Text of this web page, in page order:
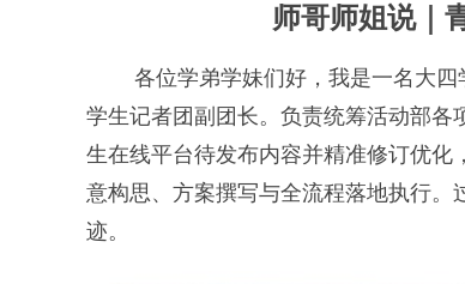
师哥师姐说｜
各位学弟学妹们好，我是一名大
学生记者团副团长。负责统筹活动部
生在线平台待发布内容并精准修订优化
意构思、方案撰写与全流程落地执行。
迹。